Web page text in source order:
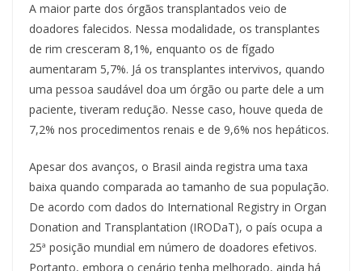
A maior parte dos órgãos transplantados veio de
doadores falecidos. Nessa modalidade, os transplantes
de rim cresceram 8,1%, enquanto os de fígado
aumentaram 5,7%. Já os transplantes intervivos, quando
uma pessoa saudável doa um órgão ou parte dele a um
paciente, tiveram redução. Nesse caso, houve queda de
7,2% nos procedimentos renais e de 9,6% nos hepáticos.
Apesar dos avanços, o Brasil ainda registra uma taxa
baixa quando comparada ao tamanho de sua população.
De acordo com dados do International Registry in Organ
Donation and Transplantation (IRODaT), o país ocupa a
25ª posição mundial em número de doadores efetivos.
Portanto, embora o cenário tenha melhorado, ainda há